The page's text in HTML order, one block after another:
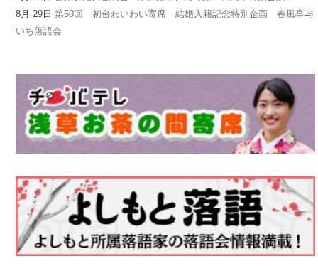
8月 29日第50回 初台わいわい寄席 結婚入籍記念特別企画 春風亭与
いち落語会